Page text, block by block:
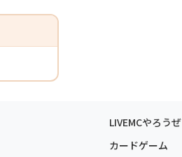
LIVEMCやろうぜ
カードゲーム